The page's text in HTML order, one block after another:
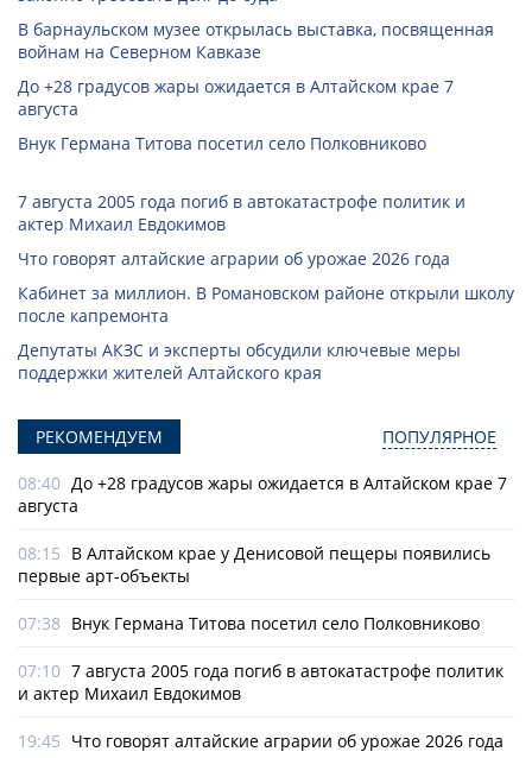
В барнаульском музее открылась выставка, посвященная
войнам на Северном Кавказе
До +28 градусов жары ожидается в Алтайском крае 7
августа
Внук Германа Титова посетил село Полковниково
7 августа 2005 года погиб в автокатастрофе политик и
актер Михаил Евдокимов
Что говорят алтайские аграрии об урожае 2026 года
Кабинет за миллион. В Романовском районе открыли школу
после капремонта
Депутаты АКЗС и эксперты обсудили ключевые меры
поддержки жителей Алтайского края
РЕКОМЕНДУЕМ ПОПУЛЯРНОЕ
08:40 До +28 градусов жары ожидается в Алтайском крае 7
августа
08:15 В Алтайском крае у Денисовой пещеры появились
первые арт-объекты
07:38 Внук Германа Титова посетил село Полковниково
07:10 7 августа 2005 года погиб в автокатастрофе политик
и актер Михаил Евдокимов
19:45 Что говорят алтайские аграрии об урожае 2026 года